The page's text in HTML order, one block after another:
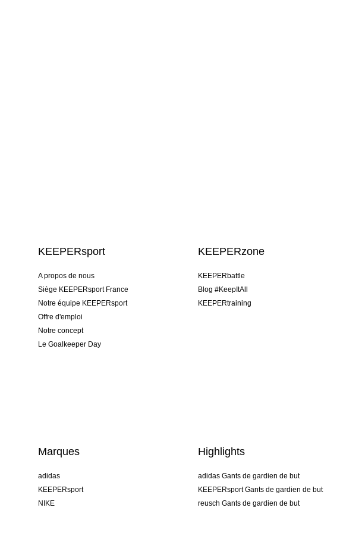
KEEPERsport
A propos de nous
Siège KEEPERsport France
Notre équipe KEEPERsport
Offre d'emploi
Notre concept
Le Goalkeeper Day
KEEPERzone
KEEPERbattle
Blog #KeepItAll
KEEPERtraining
Marques
adidas
KEEPERsport
NIKE
Highlights
adidas Gants de gardien de but
KEEPERsport Gants de gardien de but
reusch Gants de gardien de but